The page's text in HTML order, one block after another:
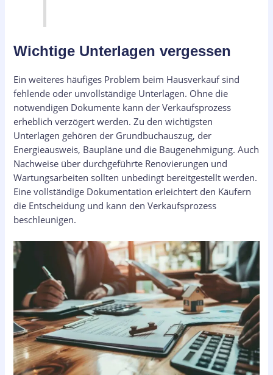
Wichtige Unterlagen vergessen
Ein weiteres häufiges Problem beim Hausverkauf sind
fehlende oder unvollständige Unterlagen. Ohne die
notwendigen Dokumente kann der Verkaufsprozess
erheblich verzögert werden. Zu den wichtigsten
Unterlagen gehören der Grundbuchauszug, der
Energieausweis, Baupläne und die Baugenehmigung. Auch
Nachweise über durchgeführte Renovierungen und
Wartungsarbeiten sollten unbedingt bereitgestellt werden.
Eine vollständige Dokumentation erleichtert den Käufern
die Entscheidung und kann den Verkaufsprozess
beschleunigen.